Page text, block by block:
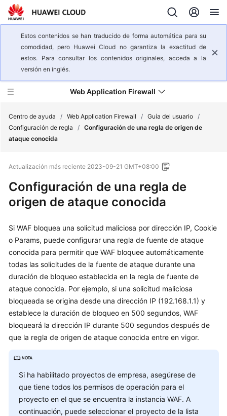
Estos contenidos se han traducido de forma automática para su
comodidad, pero Huawei Cloud no garantiza la exactitud de
estos. Para consultar los contenidos originales, acceda a la
versión en inglés.
Web Application Firewall
del
servicio
Pasos
Guía
del
usuario
Descripción
general
de
WAF
de
la
protección
WAF
Centro de ayuda / Web Application Firewall / Guía del usuario /
Configuración de regla
/ Configuración de una regla de origen de
ataque conocida
Actualización más reciente 2023-09-21 GMT+08:00
Configuración de una regla de
origen de ataque conocida
Si WAF bloquea una solicitud maliciosa por dirección IP, Cookie
o Params, puede configurar una regla de fuente de ataque
conocida para permitir que WAF bloquee automáticamente
todas las solicitudes de la fuente de ataque durante una
duración de bloqueo establecida en la regla de fuente de
ataque conocida. Por ejemplo, si una solicitud maliciosa
bloqueada se origina desde una dirección IP (192.168.1.1) y
establece la duración de bloqueo en 500 segundos, WAF
bloqueará la dirección IP durante 500 segundos después de
que la regla de origen de ataque conocida entre en vigor.
Si ha habilitado proyectos de empresa, asegúrese de
que tiene todos los permisos de operación para el
proyecto en el que se encuentra la instancia WAF. A
continuación, puede seleccionar el proyecto de la lista